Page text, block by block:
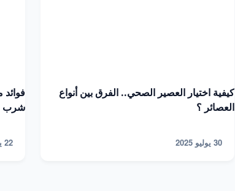
كيفية اختيار العصير الصحي.. الفرق بين أنواع
العصائر ؟
30 يوليو 2025
شرب
22 يوليو 2025